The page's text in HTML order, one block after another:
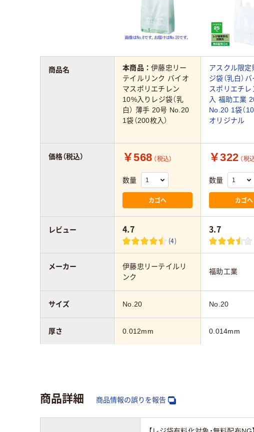
本商品：伊藤忠リー
テイルリンク バイオ
マスポリエチレン
10%入りレジ袋（乳
白） 薄手 20号 No.20
1袋（200枚入）
アスクル限定
ジ袋（乳白）
スポリエチレ
入 福助工業
No.20 1袋（
オリジナル
￥568 （税込）
数量
カゴへ
￥322 （税
数量
カゴへ
4.7
(4)
3.7
伊藤忠リーテイルリ
ンク
福助工業
No.20 No.20
0.012mm 0.014mm
商品名
価格（税込）
レビュー
メーカー
サイズ
厚さ
商品詳細 商品情報の誤りを報告